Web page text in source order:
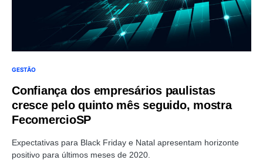
GESTÃO
Confiança dos empresários paulistas
cresce pelo quinto mês seguido, mostra
FecomercioSP
Expectativas para Black Friday e Natal apresentam horizonte
positivo para últimos meses de 2020.